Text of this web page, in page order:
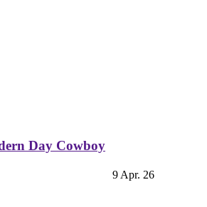
Day Cowboy
9 Apr. 26